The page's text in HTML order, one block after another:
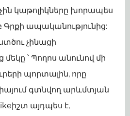
չին կաթոլիկները խորապես
Գրքի ապականությունից:
չինացի
՝ Պողոս անունով մի
պորտալին, որը
գտնվող արևմտյան
այդպես է,